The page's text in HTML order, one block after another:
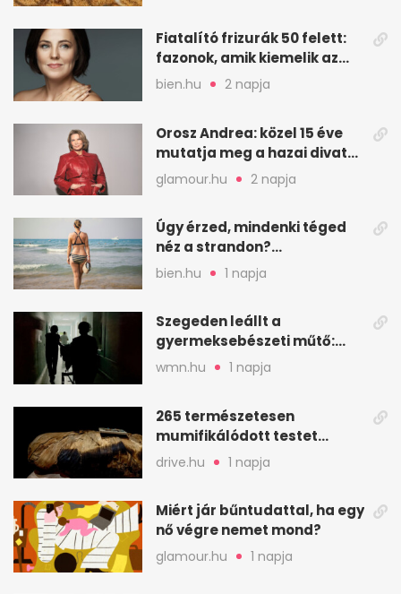
Fiatalító frizurák 50 felett:
fazonok, amik kiemelik az
arcodat
bien.hu 2 napja
Orosz Andrea: közel 15 éve
mutatja meg a hazai divat
arcait
glamour.hu 2 napja
Úgy érzed, mindenki téged
néz a strandon?
Pszichológusok szerint más
áll a háttérben
bien.hu 1 napja
Szegeden leállt a
gyermeksebészeti műtő:
elfogytak a tartalékok
wmn.hu 1 napja
265 természetesen
mumifikálódott testet
találtak egy váci templom
drive.hu 1 napja
Miért jár bűntudattal, ha egy
nő végre nemet mond?
glamour.hu 1 napja